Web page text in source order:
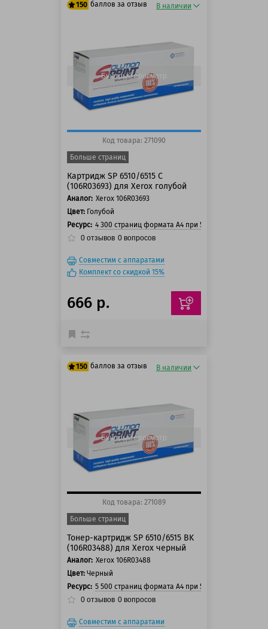
150 баллов за отзыв
150 баллов
В наличии
Быстрый просмотр
Код товара: 271090
Больше страниц
Картридж SP 6510/6515 C
(106R03693) для Xerox голубой
Аналог: Xerox 106R03693
Цвет: Голубой
Ресурс: 4 300 страниц формата А4 при 5% заполнении
0 отзывов 0 вопросов
Совместим с аппаратами
Комплект со скидкой 15%
666 р.
150 баллов за отзыв
150 баллов
В наличии
Быстрый просмотр
Код товара: 271089
Больше страниц
Тонер-картридж SP 6510/6515 BK
(106R03488) для Xerox черный
Аналог: Xerox 106R03488
Цвет: Черный
Ресурс: 5 500 страниц формата А4 при 5% заполнении
0 отзывов 0 вопросов
Совместим с аппаратами